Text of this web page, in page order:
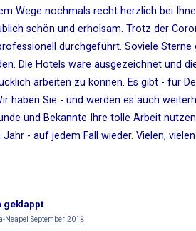
Wege nochmals recht herzlich bei
schön und erholsam. Trotz der
durchgeführt. Soviele Sterne
Die Hotels ware ausgezeichnet und
arbeiten zu können. Es gibt - für
haben Sie - und werden es auch
und Bekannte Ihre tolle Arbeit
- auf jedem Fall wieder. Vielen,
geklappt
Neapel September 2018